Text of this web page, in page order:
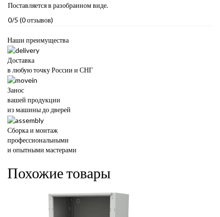
Поставляется в разобранном виде.
0/5 (0 отзывов)
Наши преимущества
Доставка
в любую точку России и СНГ
Занос
вашей продукции
из машины до дверей
Сборка и монтаж
профессиональными
и опытными мастерами
Похожие товары